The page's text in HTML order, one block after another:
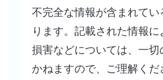
不完全な情報が含まれてい
ります。記載された情報に
損害などについては、一切
かねますので、ご理解くだ